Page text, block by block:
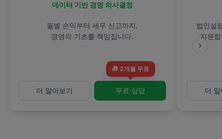
데이터 기반 경영 의사결정
월별 손익부터 세무 신고까지,
경영의 기초를 책임집니다.
더 알아보기
🎁 2개월 무료
무료 상담
법인설
지원
더